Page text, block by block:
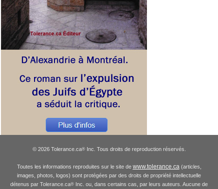
© 2026 Tolerance.ca®Inc. Tous droits de reproduction réservés.
Toutes les informations reproduites sur le site de www.tolerance.ca(articles,
images, photos, logos) sont protégées par des droits de propriété intellectuelle
détenus par Tolerance.ca® Inc. ou, dans certains cas, par leurs auteurs. Aucune de